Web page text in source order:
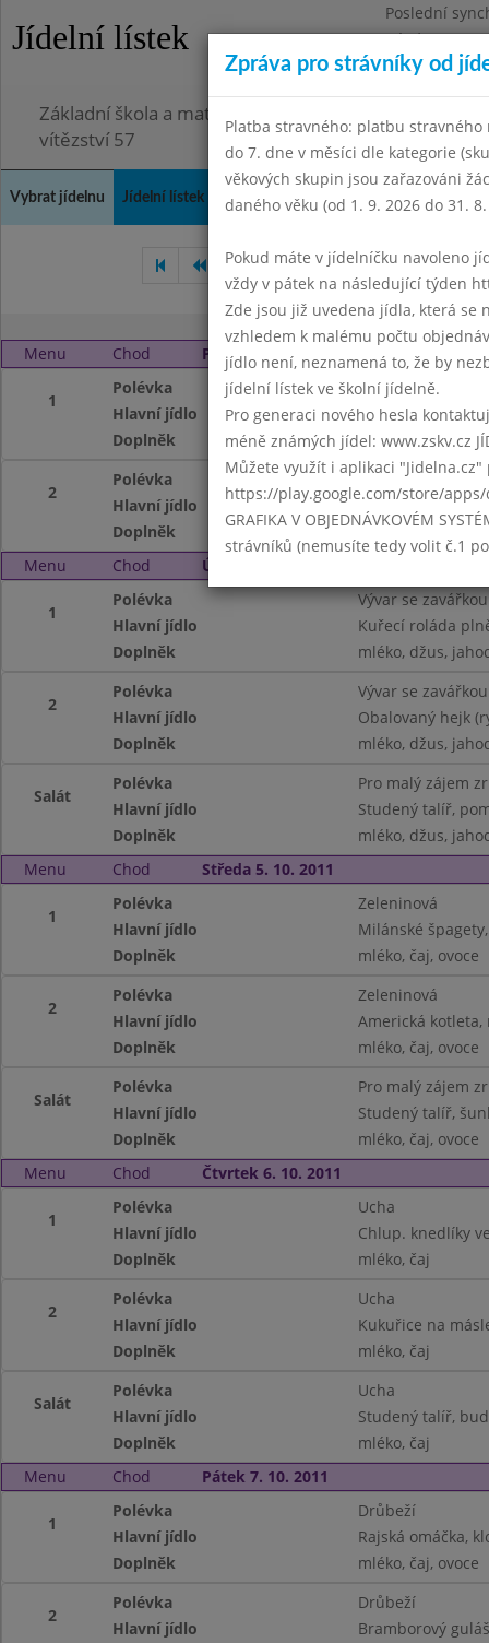
Jídelní lístek
Poslední
Pátek
Omezení
Základní škola a mateřská škola Chodov, Praha 4,
vítězství 57
Vybrat jídelnu Jídelní lístek Historie Kontakty a informace
Srpen 2011 Září 2011
Menu Chod Pondělí 3. 10. 2011
1
Polévka
Dršťková
Hlavní jídlo
Kynuté knedlíky
Doplněk
ochucené mléko,
2
Polévka
Dršťková
Hlavní jídlo
Kapustový prejt,
Doplněk
ochucené mléko,
Menu
Chod Úterý 4. 10. 2011
1
Polévka
Vývar se zavářkou
Hlavní jídlo
Kuřecí roláda
Doplněk
mléko, džus,
2
Polévka
Vývar se zavářkou
Hlavní jídlo
Obalovaný hejk
Doplněk
mléko, džus,
Salát
Polévka
Pro malý zájem
Hlavní jídlo
Studený talíř,
Doplněk
mléko, džus,
Menu
Chod Středa 5. 10. 2011
1
Polévka
Zeleninová
Hlavní jídlo
Milánské
Doplněk
mléko, čaj, ovoce
2
Polévka
Zeleninová
Hlavní jídlo
Americká
Doplněk
mléko, čaj, ovoce
Salát
Polévka
Pro malý zájem
Hlavní jídlo
Studený talíř,
Doplněk
mléko, čaj, ovoce
Menu
Chod Čtvrtek 6. 10. 2011
1
Polévka
Ucha
Hlavní jídlo
Chlup. knedlíky
Doplněk
mléko, čaj
2
Polévka
Ucha
Hlavní jídlo
Kukuřice na
Doplněk
mléko, čaj
Salát
Polévka
Ucha
Hlavní jídlo
Studený talíř,
Doplněk
mléko, čaj
Menu
Chod Pátek 7. 10. 2011
1
Polévka
Drůbeží
Hlavní jídlo
Rajská omáčka,
Doplněk
mléko, čaj, ovoce
2
Polévka
Drůbeží
Hlavní jídlo
Bramborový
Zpráva pro strávníky od
Platba stravného: platbu stravného
do 7. dne v měsíci dle kategorie
věkových skupin jsou zařazováni
daného věku (od 1. 9. 2026 do 31.
Pokud máte v jídelníčku navoleno
vždy v pátek na následující týden
Zde jsou již uvedena jídla, která se
vzhledem k malému počtu
jídlo není, neznamená to, že by
jídelní lístek ve školní jídelně.
Pro generaci nového hesla
méně známých jídel: www.zskv.cz
Můžete využít i aplikaci
https://play.google.com/store/
GRAFIKA V OBJEDNÁVKOVÉM
strávníků (nemusíte tedy volit č.1